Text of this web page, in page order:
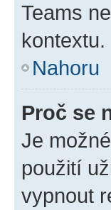
Teams
kontextu.
Nahoru
Proč se
Je
použití
vypnout